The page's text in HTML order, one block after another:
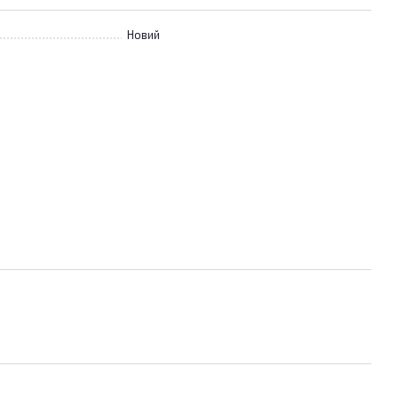
Новий